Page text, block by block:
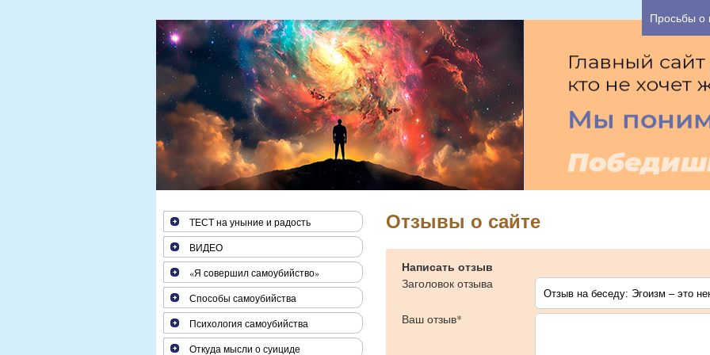
Если Вам больше 25 лет, за один час Вы можете узнать основные причиныПросьбы
Отзывы о сайте
Написать отзыв
Заголовок отзыва
Ваш отзыв*
ТЕСТ на уныние и радость
ВИДЕО
«Я совершил самоубийство»
Способы самоубийства
Психология самоубийства
Откуда мысли о суициде